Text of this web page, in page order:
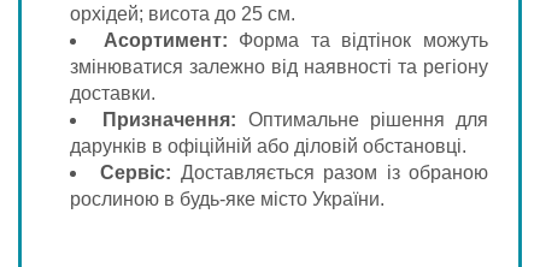
орхідей; висота до 25 см.
Асортимент: Форма та відтінок можуть
змінюватися залежно від наявності та регіону
доставки.
Призначення: Оптимальне рішення для
дарунків в офіційній або діловій обстановці.
Сервіс: Доставляється разом із обраною
рослиною в будь-яке місто України.